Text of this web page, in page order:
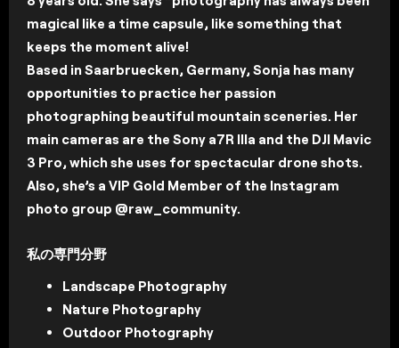
magical like a time capsule, like something that
keeps the moment alive!
Based in Saarbruecken, Germany, Sonja has many
opportunities to practice her passion
photographing beautiful mountain sceneries. Her
main cameras are the Sony a7R IIIa and the DJI Mavic
3 Pro, which she uses for spectacular drone shots.
Also, she’s a VIP Gold Member of the Instagram
photo group @raw_community.
私の専門分野
Landscape Photography
Nature Photography
Outdoor Photography